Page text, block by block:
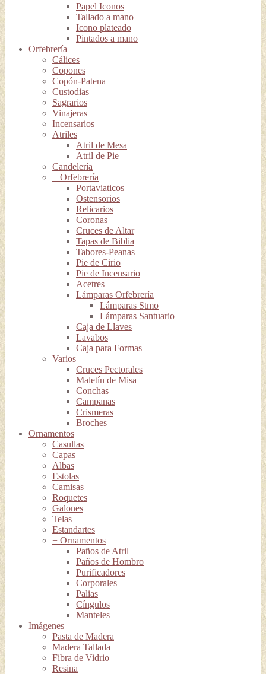
Papel Iconos
Tallado a mano
Icono plateado
Pintados a mano
Orfebrería
Cálices
Copones
Copón-Patena
Custodias
Sagrarios
Vinajeras
Incensarios
Atriles
Atril de Mesa
Atril de Pie
Candelería
+ Orfebrería
Portaviaticos
Ostensorios
Relicarios
Coronas
Cruces de Altar
Tapas de Biblia
Tabores-Peanas
Pie de Cirio
Pie de Incensario
Acetres
Lámparas Orfebrería
Lámparas Stmo
Lámparas Santuario
Caja de Llaves
Lavabos
Caja para Formas
Varios
Cruces Pectorales
Maletín de Misa
Conchas
Campanas
Crismeras
Broches
Ornamentos
Casullas
Capas
Albas
Estolas
Camisas
Roquetes
Galones
Telas
Estandartes
+ Ornamentos
Paños de Atril
Paños de Hombro
Purificadores
Corporales
Palias
Cíngulos
Manteles
Imágenes
Pasta de Madera
Madera Tallada
Fibra de Vidrio
Resina